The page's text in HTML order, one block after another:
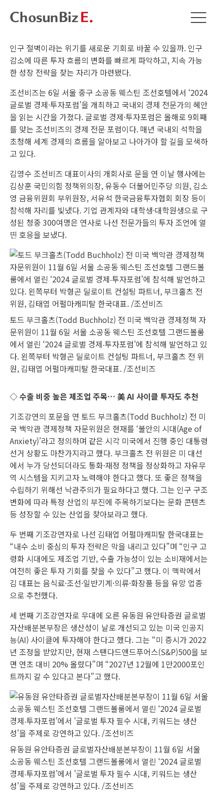
인구 절벽이라는 위기를 새로운 기회로 바꿀 수 있을까. 인구
감소에 따른 투자 흐름의 변화를 빠르게 파악하고, 지속 가능
한 성장 전략을 찾는 자리가 마련됐다.
조선비즈는 6일 서울 중구 소공동 웨스틴 조선호텔에서 ‘2024
글로벌 경제·투자포럼’을 개최하고 국내외 경제 전문가의 혜안
을 읽는 시간을 가졌다. 글로벌 경제·투자포럼은 올해로 9회째
를 맞는 조선비즈의 경제 전문 포럼이다. 매년 국내외 석학을
초청해 세계 경제의 흐름을 알아보고 나아가야 할 길을 모색하
고 있다.
김영수 조선비즈 대표이사의 개회사로 문을 연 이날 행사에는
김상훈 국민의힘 정책위의장, 유동수 더불어민주당 의원, 김소
영 금융위원회 부위원장, 서유석 한국금융투자협회 회장 등이
참석해 자리를 빛냈다. 기업 관계자와 대학생·대학원생으로 구
성된 청중 300여명은 연사로 나선 전문가들의 투자 조언에 열
띤 호응을 보냈다.
토드 부크홀츠(Todd Buchholz) 전 미국 백악관 경제정책 자
문위원이 11월 6일 서울 소공동 웨스틴 조선호텔 그랜드볼룸
에서 열린 ‘2024 글로벌 경제‧투자포럼’에 참석해 발언하고 있
다. 왼쪽부터 박형곤 딜로이트 컨설팅 파트너, 부크홀츠 전 위
원, 김태엽 어펄마캐피탈 한국대표. /조선비즈
◇ 수출 비중 높은 제조업 주목… 美 AI 사이클 투자도 추천
기조강연의 포문을 연 토드 부크홀츠(Todd Buchholz) 전 미
국 백악관 경제정책 자문위원은 현재를 ‘불안의 시대(Age of
Anxiety)’라고 정의하며 같은 시각 미국에서 진행 중인 대통령
선거 상황도 마찬가지라고 했다. 부크홀츠 전 위원은 미 대선
에서 누가 당선되더라도 통화·재정 정책을 정상화하고 자유무
역 시스템을 지키고자 노력해야 한다고 했다. 또 좋은 정책을
수립하기 위해선 낙관주의가 필요하다고 했다. 그는 인구 구조
변화에 따라 특정 산업의 부진에 주목하기보다는 문화 콘텐츠
등 성장할 수 있는 산업을 찾아보라고 했다.
두 번째 기조강연자로 나선 김태엽 어펄마캐피탈 한국대표는
“내수 소비 중심의 투자 전략은 막을 내리고 있다”며 “인구 고
령화 시대에도 제조업 기반, 수출 가능성이 있는 소비재에서는
여전히 좋은 투자 기회를 찾을 수 있다”고 했다. 이 맥락에서
김 대표는 음식료·조선·일반기계·의류·화장품 등을 유망 업종
으로 추천했다.
세 번째 기조강연자로 무대에 오른 유동원 유안타증권 글로벌
자산배분본부장은 생산성이 날로 개선되고 있는 미국 인공지
능(AI) 사이클에 투자해야 한다고 했다. 그는 “미 증시가 2022
년 조정을 받았지만, 현재 스탠다드앤드푸어스(S&P)500을 보
면 연초 대비 20% 올랐다”며 “2027년 12월에 1만2000포인
트까지 갈 수 있다고 본다”고 했다.
유동원 유안타증권 글로벌자산배분본부장이 11월 6일 서울
소공동 웨스틴 조선호텔 그랜드볼룸에서 열린 ‘2024 글로벌
경제‧투자포럼’에서 '글로벌 투자 필수 시대, 키워드는 생산
성'을 주제로 강연하고 있다. /조선비즈